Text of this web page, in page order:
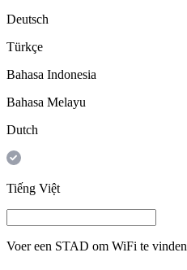
Deutsch
Türkçe
Bahasa Indonesia
Bahasa Melayu
Dutch
Tiếng Việt
Voer een STAD om WiFi te vinden